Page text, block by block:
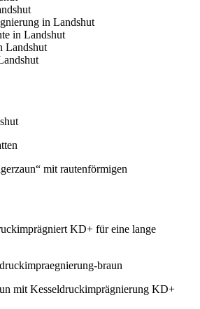
in Landshut
in Landshut
Landshut
mit rautenförmigen
KD+ für eine lange
mit Kesseldruckimprägnierung KD+